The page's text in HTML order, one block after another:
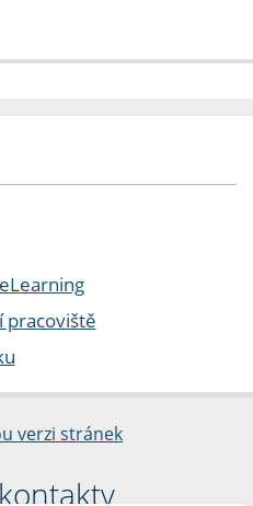
pracoviště
verzi stránek